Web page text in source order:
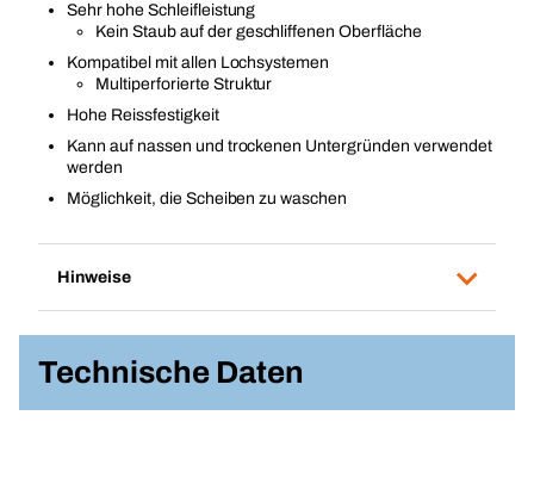
Sehr hohe Schleifleistung
Kein Staub auf der geschliffenen Oberfläche
Kompatibel mit allen Lochsystemen
Multiperforierte Struktur
Hohe Reissfestigkeit
Kann auf nassen und trockenen Untergründen verwendet
werden
Möglichkeit, die Scheiben zu waschen
Hinweise
Technische Daten